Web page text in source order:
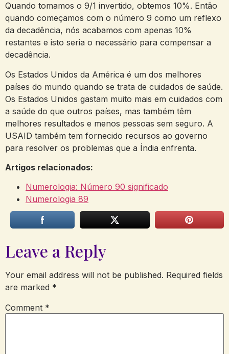
Quando tomamos o 9/1 invertido, obtemos 10%. Então
quando começamos com o número 9 como um reflexo
da decadência, nós acabamos com apenas 10%
restantes e isto seria o necessário para compensar a
decadência.
Os Estados Unidos da América é um dos melhores
países do mundo quando se trata de cuidados de saúde.
Os Estados Unidos gastam muito mais em cuidados com
a saúde do que outros países, mas também têm
melhores resultados e menos pessoas sem seguro. A
USAID também tem fornecido recursos ao governo
para resolver os problemas que a Índia enfrenta.
Artigos relacionados:
Numerologia: Número 90 significado
Numerologia 89
Leave a Reply
Your email address will not be published. Required fields
are marked *
Comment *